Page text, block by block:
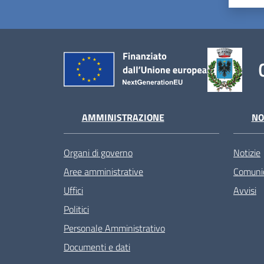
AMMINISTRAZIONE
Organi di governo
Aree amministrative
Uffici
Politici
Personale Amministrativo
Documenti e dati
Notizie
Avvisi